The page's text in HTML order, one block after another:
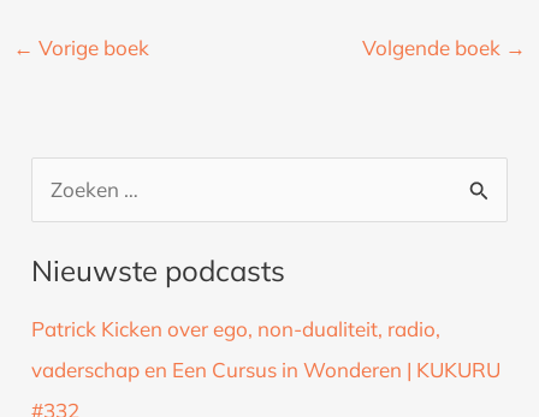
← Vorige boek Volgende boek →
e
k
a
Nieuwste podcasts
Patrick Kicken over ego, non-dualiteit, radio,
vaderschap en Een Cursus in Wonderen | KUKURU
#332